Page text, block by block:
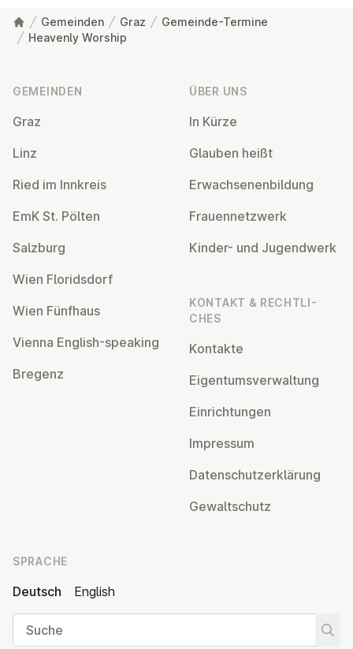
Gemeinden Graz
Gemeinde-Termine
Heavenly Worship
GEMEINDEN
Graz
Linz
Ried im Innkreis
EmK St. Pölten
Salzburg
Wien Flo­rids­dorf
Wien Fünfhaus
Vienna English-speaking
Bregenz
ÜBER UNS
In Kürze
Glauben heißt
Er­wach­se­nen­bil­dung
Frau­en­netz­werk
Kinder- und Ju­gend­werk
KONTAKT & RECHT­LI­
CHES
Kontakte
Ei­gen­tums­ver­wal­tung
Ein­rich­tun­gen
Impressum
Da­ten­schutz­er­klä­rung
Ge­walt­schutz
SPRACHE
Deutsch
English
Suche